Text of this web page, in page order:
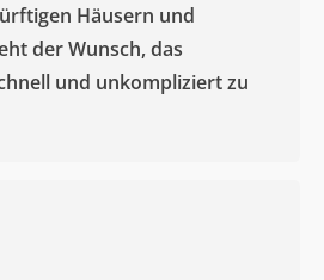
Häusern und
der Wunsch, das
und unkompliziert zu